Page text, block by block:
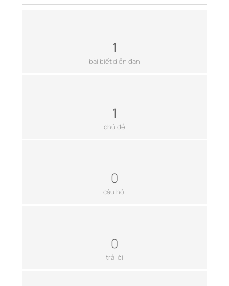
1
bài biết diễn đàn
1
chủ đề
0
câu hỏi
0
trả lời